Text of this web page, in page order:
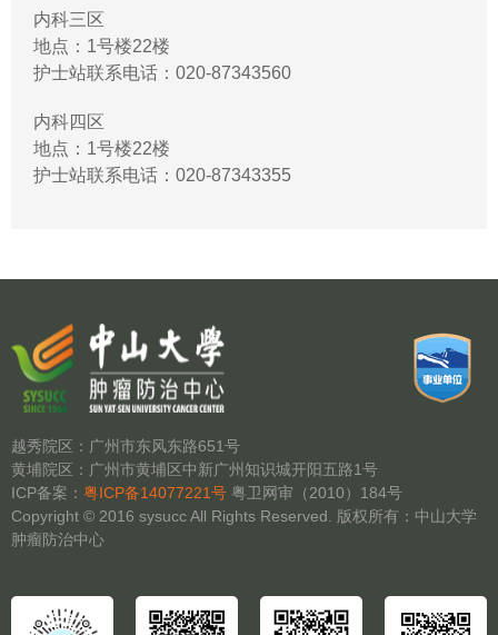
内科三区
地点：1号楼22楼
护士站联系电话：020-87343560
内科四区
地点：1号楼22楼
护士站联系电话：020-87343355
越秀院区：广州市东风东路651号
黄埔院区：广州市黄埔区中新广州知识城开阳五路1号
ICP备案： 粤ICP备14077221号 粤卫网审（2010）184号
Copyright © 2016 sysucc All Rights Reserved. 版权所有：中山大学
肿瘤防治中心